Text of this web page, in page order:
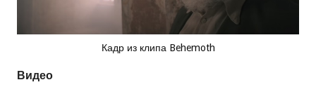
Кадр из клипа Behemoth
Видео